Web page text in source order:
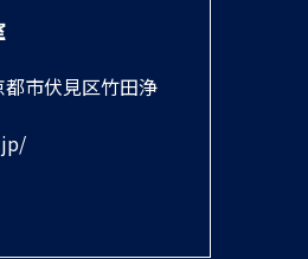
市伏見区竹田浄